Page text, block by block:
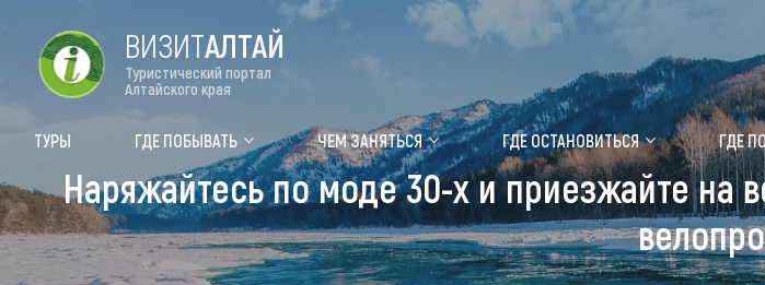
Форум VISIT ALTAI Цветение маральника
Туры Где побывать
Объекты природы
ВИЗИТАЛТАЙ
Туристический портал
Алтайского края
ТУРЫ ГДЕ ПОБЫВАТЬ ЧЕМ ЗАНЯТЬСЯ ГДЕ ОСТАНОВИТЬСЯ ГДЕ
Наряжайтесь по моде 30-х и приезжайте